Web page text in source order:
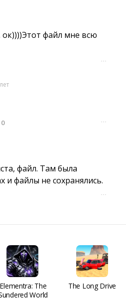
ок))))Этот файл мне всю
···
0 ···
файл. Там была
и файлы не сохранялись.
···
Elementra: The
World
The Long Drive